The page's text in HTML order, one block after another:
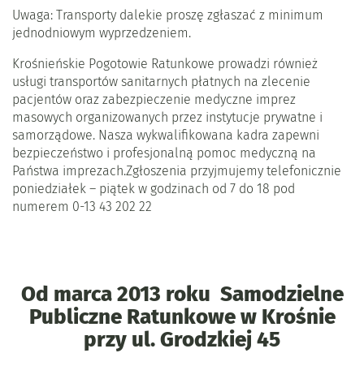
Uwaga: Transporty dalekie proszę zgłaszać z minimum
jednodniowym wyprzedzeniem.
Krośnieńskie Pogotowie Ratunkowe prowadzi również
usługi transportów sanitarnych płatnych na zlecenie
pacjentów oraz zabezpieczenie medyczne imprez
masowych organizowanych przez instytucje prywatne i
samorządowe. Nasza wykwalifikowana kadra zapewni
bezpieczeństwo i profesjonalną pomoc medyczną na
Państwa imprezach.Zgłoszenia przyjmujemy telefonicznie
poniedziałek – piątek w godzinach od 7 do 18 pod
numerem 0-13 43 202 22
Od marca 2013 roku Samodzielne
Publiczne Ratunkowe w Krośnie
przy ul. Grodzkiej 45